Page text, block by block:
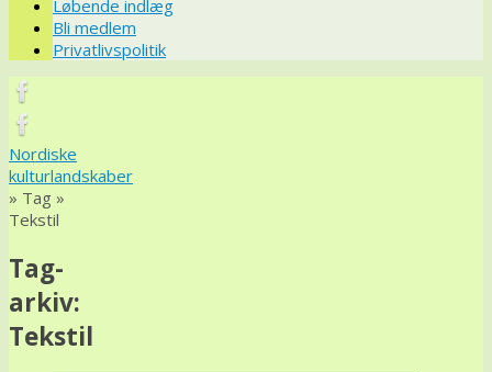
Løbende indlæg
Bli medlem
Privatlivspolitik
Nordiske
kulturlandskaber
» Tag »
Tekstil
Tag-
arkiv:
Tekstil